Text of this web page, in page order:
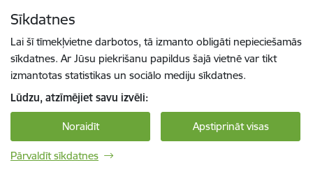
Sīkdatnes
Lai šī tīmekļvietne darbotos, tā izmanto obligāti nepieciešamās
sīkdatnes. Ar Jūsu piekrišanu papildus šajā vietnē var tikt
izmantotas statistikas un sociālo mediju sīkdatnes.
Lūdzu, atzīmējiet savu izvēli:
Noraidīt Apstiprināt visas
Pārvaldīt sīkdatnes